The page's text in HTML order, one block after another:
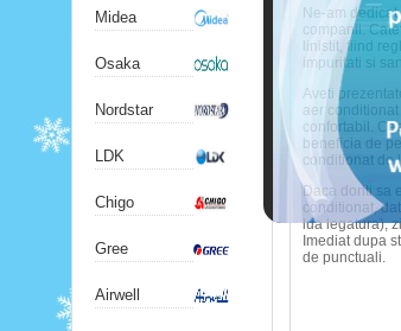
Midea
Osaka
Nordstar
LDK
Chigo
Gree
Airwell
Ne-am
companii.
linistit, fiind
impuritati si
Aveti
aer
confortabil.
beneficia de
conditionat de
Daca doriti sa
conditionat,
lua legatura),
Imediat dupa
de punctuali.